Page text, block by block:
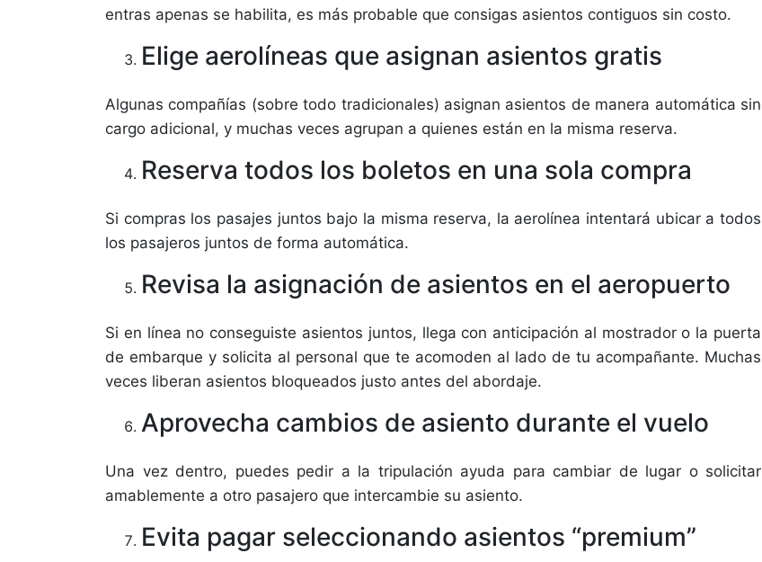
entras apenas se habilita, es más probable que consigas asientos contiguos sin costo.
Elige aerolíneas que asignan asientos gratis
Algunas compañías (sobre todo tradicionales) asignan asientos de manera automática sin
cargo adicional, y muchas veces agrupan a quienes están en la misma reserva.
Reserva todos los boletos en una sola compra
Si compras los pasajes juntos bajo la misma reserva, la aerolínea intentará ubicar a todos
los pasajeros juntos de forma automática.
Revisa la asignación de asientos en el aeropuerto
Si en línea no conseguiste asientos juntos, llega con anticipación al mostrador o la puerta
de embarque y solicita al personal que te acomoden al lado de tu acompañante. Muchas
veces liberan asientos bloqueados justo antes del abordaje.
Aprovecha cambios de asiento durante el vuelo
Una vez dentro, puedes pedir a la tripulación ayuda para cambiar de lugar o solicitar
amablemente a otro pasajero que intercambie su asiento.
Evita pagar seleccionando asientos “premium”